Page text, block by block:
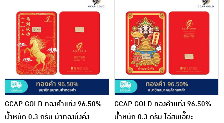
GCAP GOLD ทองคำแท่ง 96.50%
น้ำหนัก 0.3 กรัม ม้าทองมั่งคั่ง
GCAP GOLD ทองคำแท่ง 96.50%
น้ำหนัก 0.3 กรัม ไฉ่สินเอี๊ยะ